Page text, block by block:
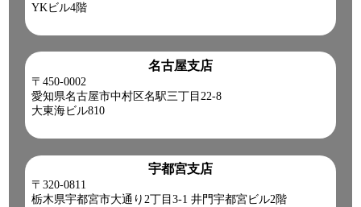
YKビル4階
名古屋支店
〒450-0002
愛知県名古屋市中村区名駅三丁目22-8
大東海ビル810
宇都宮支店
〒320-0811
栃木県宇都宮市大通り2丁目3-1 井門宇都宮ビル2階